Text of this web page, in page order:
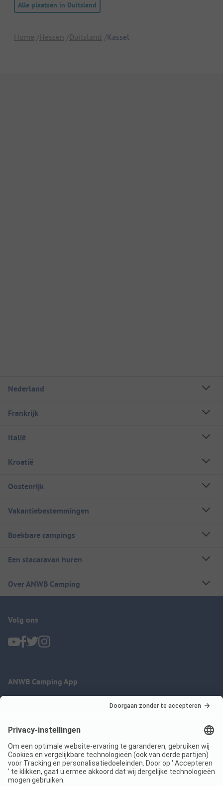
Alle plaatsen in Duitsland
Home Hessen Duitsland Kassel
Nederland
Frankrijk
Italië
Kroatië
Oostenrijk
Vakantiebestemmingen
Boekbare campings
Een stacaravan huren
Over ANWB Camping
Volg ons
ANWB Camping App
Imprint
Jouw privacy
Voorwaarden